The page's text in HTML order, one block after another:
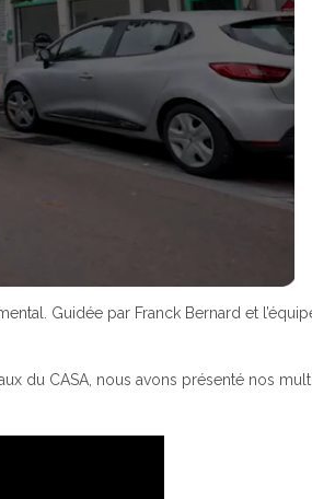
Guidée par Franck Bernard et
du CASA, nous avons présenté nos